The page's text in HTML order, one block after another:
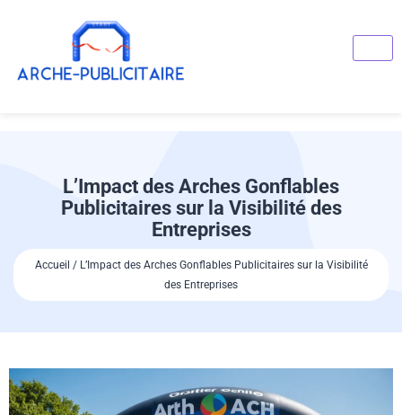
L’Impact des Arches Gonflables
Publicitaires sur la Visibilité des
Entreprises
Accueil / L’Impact des Arches Gonflables Publicitaires sur la Visibilité
des Entreprises